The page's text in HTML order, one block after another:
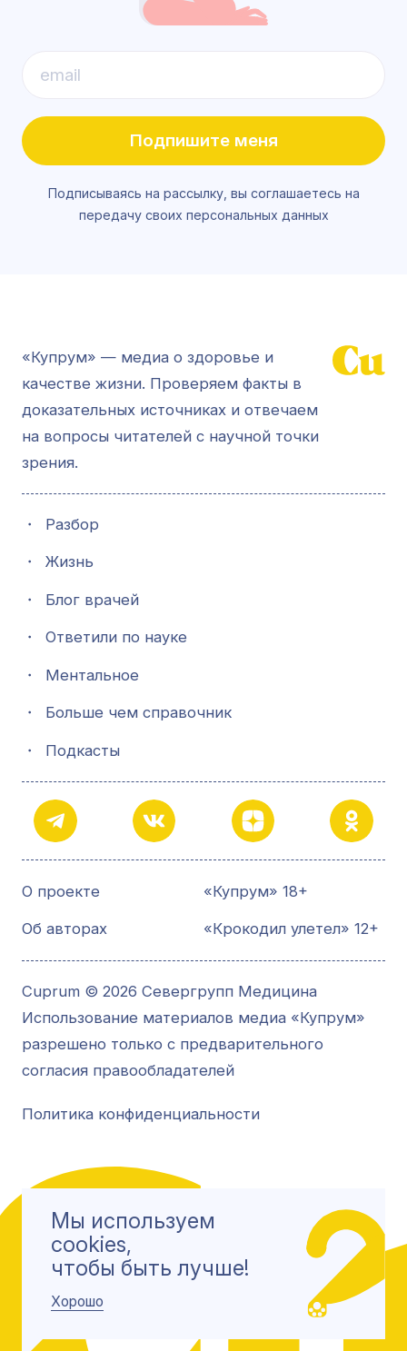
Мы используем
cookies,
чтобы быть лучше!
Хорошо
Подпишите меня
Подписываясь на рассылку, вы соглашаетесь на
передачу своих персональных данных
«Купрум» — медиа о здоровье и
качестве жизни. Проверяем факты в
доказательных источниках и отвечаем
на вопросы читателей с научной точки
зрения.
・ Разбор
・ Жизнь
・ Блог врачей
・ Ответили по науке
・ Ментальное
・ Больше чем справочник
・ Подкасты
О проекте
Об авторах
«Купрум» 18+
«Крокодил улетел» 12+
Cuprum © 2026 Севергрупп Медицина
Использование материалов медиа «Купрум»
разрешено только с предварительного
согласия правообладателей
Политика конфиденциальности